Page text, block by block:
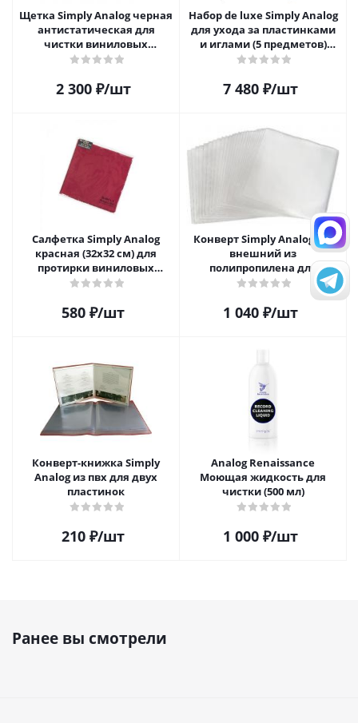
Щетка Simply Analog черная
антистатическая для
чистки виниловых
пластинок
2 300₽/шт
Набор de luxe Simply Analog
для ухода за пластинками
и иглами (5 предметов)
SAVC003
7 480₽/шт
Салфетка Simply Analog
красная (32х32 см) для
протирки виниловых
пластинок из микрофибры
580 ₽/шт
Конверт Simply Analog 12"
внешний из
полипропилена для
пластинок (25шт)
1 040₽/шт
Конверт-книжка Simply
Analog из пвх для двух
пластинок
210 ₽/шт
Analog Renaissance
Моющая жидкость для
чистки (500 мл)
1 000₽/шт
Ранее вы смотрели